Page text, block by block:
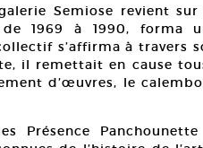
Semiose revient
1969 à 1990, forma
s’affirma à travers
il remettait en cause
d’œuvres, le
Présence